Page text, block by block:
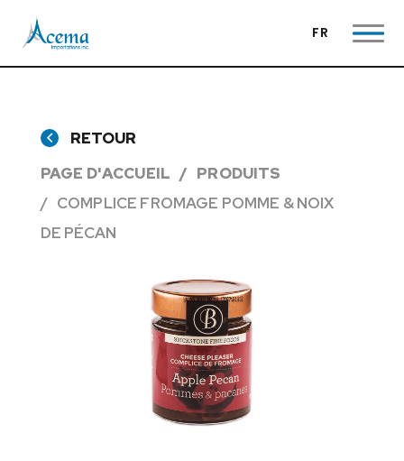
FR
RETOUR
PAGE D'ACCUEIL
PRODUITS
COMPLICE FROMAGE POMME & NOIX
DE PÉCAN